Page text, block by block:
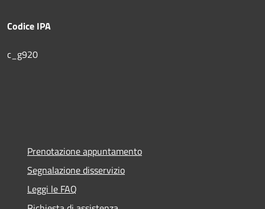
Codice IPA
c_g920
Prenotazione appuntamento
Segnalazione disservizio
Leggi le FAQ